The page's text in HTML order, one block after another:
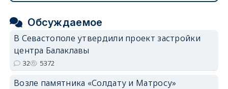
Обсуждаемое
В Севастополе утвердили проект застройки
центра Балаклавы
32 5372
Возле памятника «Солдату и Матросу»